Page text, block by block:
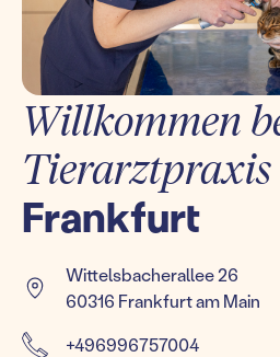
Willkommen
Tierarztpraxis
Frankfurt
Wittelsbacherallee 26
60316 Frankfurt am Main
+496996757004